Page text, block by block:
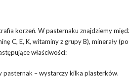
korzeń. W pasternaku znajdziemy
C, E, K, witaminy z grupy B), minerały
właściwości:
pasternak – wystarczy kilka plasterków.